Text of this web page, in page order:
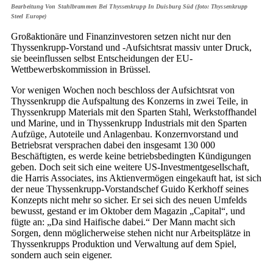
Bearbeitung Von Stahlbrammen Bei Thyssenkrupp In Duisburg Süd (foto: Thyssenkrupp
Steel Europe)
Großaktionäre und Finanzinvestoren setzen nicht nur den
Thyssenkrupp-Vorstand und -Aufsichtsrat massiv unter Druck,
sie beeinflussen selbst Entscheidungen der EU-
Wettbewerbskommission in Brüssel.
Vor wenigen Wochen noch beschloss der Aufsichtsrat von
Thyssenkrupp die Aufspaltung des Konzerns in zwei Teile, in
Thyssenkrupp Materials mit den Sparten Stahl, Werkstoffhandel
und Marine, und in Thyssenkrupp Industrials mit den Sparten
Aufzüge, Autoteile und Anlagenbau. Konzernvorstand und
Betriebsrat versprachen dabei den insgesamt 130 000
Beschäftigten, es werde keine betriebsbedingten Kündigungen
geben. Doch seit sich eine weitere US-Investmentgesellschaft,
die Harris Associates, ins Aktienvermögen eingekauft hat, ist sich
der neue Thyssenkrupp-Vorstandschef Guido Kerkhoff seines
Konzepts nicht mehr so sicher. Er sei sich des neuen Umfelds
bewusst, gestand er im Oktober dem Magazin „Capital“, und
fügte an: „Da sind Haifische dabei.“ Der Mann macht sich
Sorgen, denn möglicherweise stehen nicht nur Arbeitsplätze in
Thyssenkrupps Produktion und Verwaltung auf dem Spiel,
sondern auch sein eigener.